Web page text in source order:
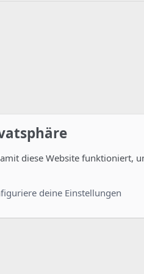
und Konfiguration
diese Website funktioniert,
deine Einstellungen